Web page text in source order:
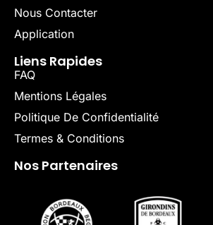
Nous Contacter
Application
Liens Rapides
FAQ
Mentions Légales
Politique De Confidentialité
Termes & Conditions
Nos Partenaires